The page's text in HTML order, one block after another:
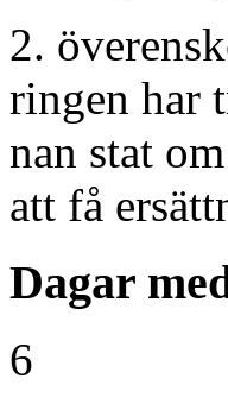
2.
ringen har
nan stat
att få
Dagar
6